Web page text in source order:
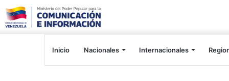
Inicio Nacionales Internacionales